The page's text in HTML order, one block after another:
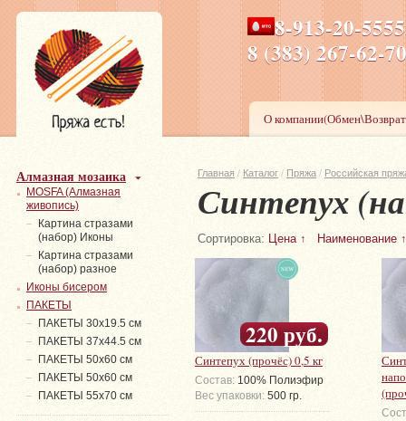
8-913-20-
8 (383) 267-
ПН-ПТ 8-17,СБ-ВС 9-
О
Главная / Каталог / Пряжа / Российская
Синтепух
Сортировка: Цена ↑ Наименование ↑
Синтепух (прочёс) 0,5 кг
220 руб.
Состав: 100% Полиэфир
Вес упаковки: 500 гр.
Алмазная мозаика
MOSFA (Алмазная
живопись)
Картина стразами
(набор) Иконы
Картина стразами
(набор) разное
Иконы бисером
ПАКЕТЫ
ПАКЕТЫ 30х19.5 см
ПАКЕТЫ 37х44.5 см
ПАКЕТЫ 50х60 см
ПАКЕТЫ 50х60 см
ПАКЕТЫ 55х70 см